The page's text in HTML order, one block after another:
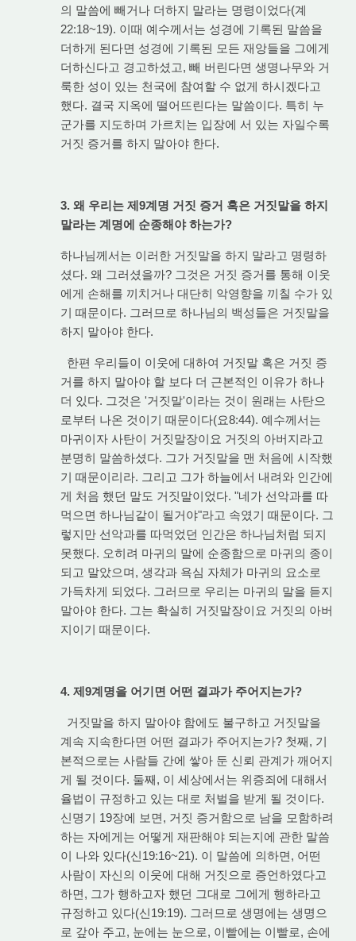
의 말씀에 빼거나 더하지 말라는 명령이었다(계
22:18~19). 이때 예수께서는 성경에 기록된 말씀을
더하게 된다면 성경에 기록된 모든 재앙들을 그에게
더하신다고 경고하셨고, 빼 버린다면 생명나무와 거
룩한 성이 있는 천국에 참여할 수 없게 하시겠다고
했다. 결국 지옥에 떨어뜨린다는 말씀이다. 특히 누
군가를 지도하며 가르치는 입장에 서 있는 자일수록
거짓 증거를 하지 말아야 한다.
3. 왜 우리는 제9계명 거짓 증거 혹은 거짓말을 하지
말라는 계명에 순종해야 하는가?
하나님께서는 이러한 거짓말을 하지 말라고 명령하
셨다. 왜 그러셨을까? 그것은 거짓 증거를 통해 이웃
에게 손해를 끼치거나 대단히 악영향을 끼칠 수가 있
기 때문이다. 그러므로 하나님의 백성들은 거짓말을
하지 말아야 한다.
한편 우리들이 이웃에 대하여 거짓말 혹은 거짓 증
거를 하지 말아야 할 보다 더 근본적인 이유가 하나
더 있다. 그것은 '거짓말'이라는 것이 원래는 사탄으
로부터 나온 것이기 때문이다(요8:44). 예수께서는
마귀이자 사탄이 거짓말장이요 거짓의 아버지라고
분명히 말씀하셨다. 그가 거짓말을 맨 처음에 시작했
기 때문이리라. 그리고 그가 하늘에서 내려와 인간에
게 처음 했던 말도 거짓말이었다. "네가 선악과를 따
먹으면 하나님같이 될거야"라고 속였기 때문이다. 그
렇지만 선악과를 따먹었던 인간은 하나님처럼 되지
못했다. 오히려 마귀의 말에 순종함으로 마귀의 종이
되고 말았으며, 생각과 욕심 자체가 마귀의 요소로
가득차게 되었다. 그러므로 우리는 마귀의 말을 듣지
말아야 한다. 그는 확실히 거짓말장이요 거짓의 아버
지이기 때문이다.
4. 제9계명을 어기면 어떤 결과가 주어지는가?
거짓말을 하지 말아야 함에도 불구하고 거짓말을
계속 지속한다면 어떤 결과가 주어지는가? 첫째, 기
본적으로는 사람들 간에 쌓아 둔 신뢰 관계가 깨어지
게 될 것이다. 둘째, 이 세상에서는 위증죄에 대해서
율법이 규정하고 있는 대로 처벌을 받게 될 것이다.
신명기 19장에 보면, 거짓 증거함으로 남을 모함하려
하는 자에게는 어떻게 재판해야 되는지에 관한 말씀
이 나와 있다(신19:16~21). 이 말씀에 의하면, 어떤
사람이 자신의 이웃에 대해 거짓으로 증언하였다고
하면, 그가 행하고자 했던 그대로 그에게 행하라고
규정하고 있다(신19:19). 그러므로 생명에는 생명으
로 갚아 주고, 눈에는 눈으로, 이빨에는 이빨로, 손에